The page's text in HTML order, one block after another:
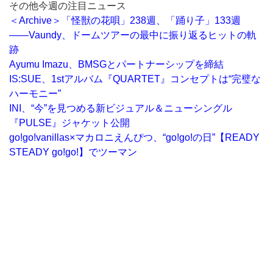
その他今週の注目ニュース
＜Archive＞「怪獣の花唄」238週、「踊り子」133週
――Vaundy、ドームツアーの最中に振り返るヒットの軌
跡
Ayumu Imazu、BMSGとパートナーシップを締結
IS:SUE、1stアルバム『QUARTET』コンセプトは“完璧な
ハーモニー”
INI、“今”を見つめる新ビジュアル＆ニューシングル
『PULSE』ジャケット公開
go!go!vanillas×マカロニえんぴつ、“go!go!の日”【READY
STEADY go!go!】でツーマン